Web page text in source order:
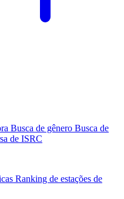
Busca de gênero Busca de
de ISRC
Ranking de estações de